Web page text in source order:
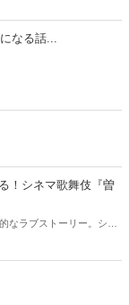
なる話...
！シネマ歌舞伎『曽
なラブストーリー。シネ
スクリーンで堪能できる
『国宝』でも注目を集め